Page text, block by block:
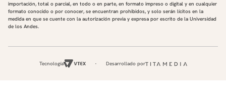
importación, total o parcial, en todo o en parte, en formato impreso o digital y en cualquier
formato conocido o por conocer, se encuentran prohibidos, y solo serán lícitos en la
medida en que se cuente con la autorización previa y expresa por escrito de la Universidad
de los Andes.
Tecnología Desarrollado por